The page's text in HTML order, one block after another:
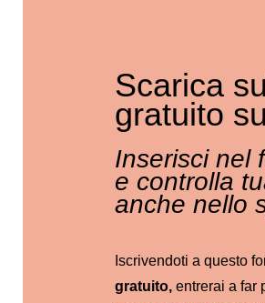
Scarica
gratuito
Inserisci nel
e controlla
anche nello
Iscrivendoti a questo
gratuito,entrerai a far